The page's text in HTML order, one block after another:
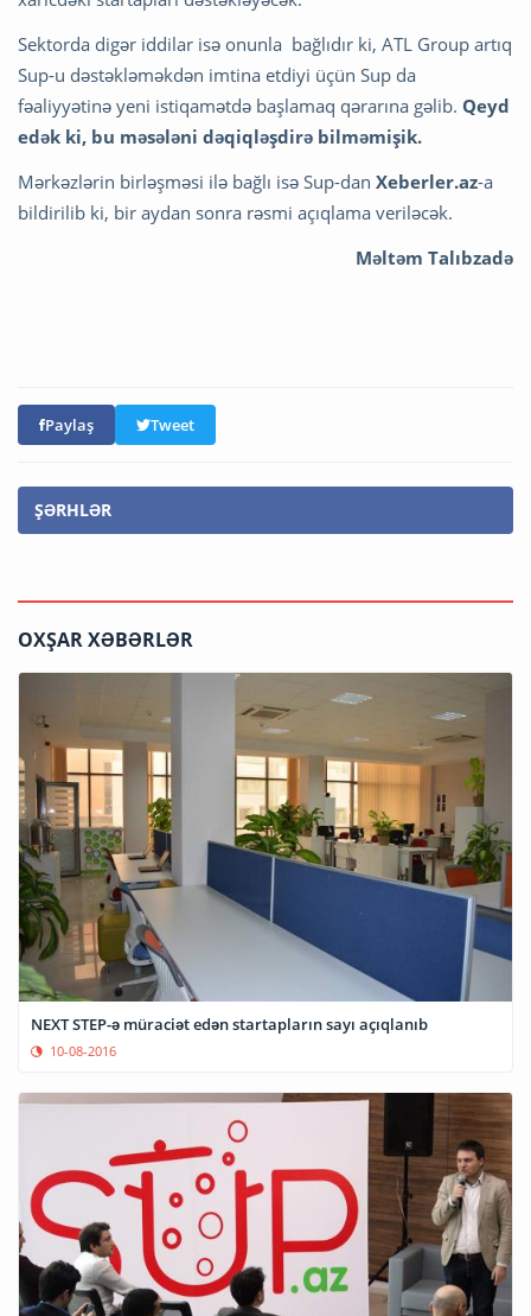
Sektorda digər iddilar isə onunla bağlıdır ki, ATL Group artıq
Sup-u dəstəkləməkdən imtina etdiyi üçün Sup da
fəaliyyətinə yeni istiqamətdə başlamaq qərarına gəlib. Qeyd
edək ki, bu məsələni dəqiqləşdirə bilməmişik.
Mərkəzlərin birləşməsi ilə bağlı isə Sup-dan Xeberler.az-a
bildirilib ki, bir aydan sonra rəsmi açıqlama veriləcək.
Məltəm Talıbzadə
Paylaş Tweet
ŞƏRHLƏR
OXŞAR XƏBƏRLƏR
NEXT STEP-ə müraciət edən startapların sayı açıqlanıb
10-08-2016